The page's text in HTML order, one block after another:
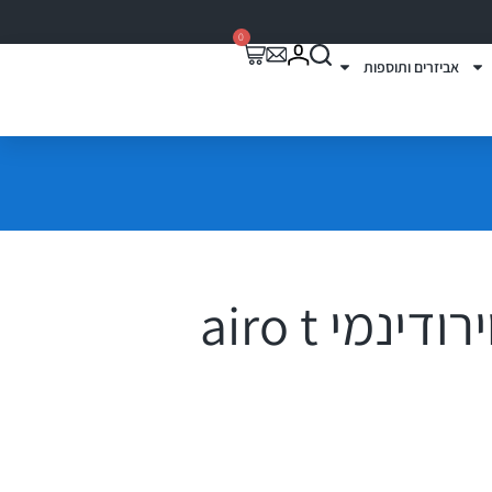
אביזרים ותוספות
0
גגון לרכב אווירודינמי airo t